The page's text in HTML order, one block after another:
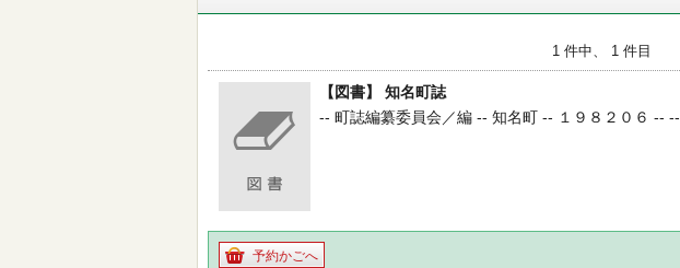
1 件中、 1 件目
【図書】 知名町誌
-- 町誌編纂委員会／編 -- 知名町 -- １９８２０６ -- --
予約かごへ